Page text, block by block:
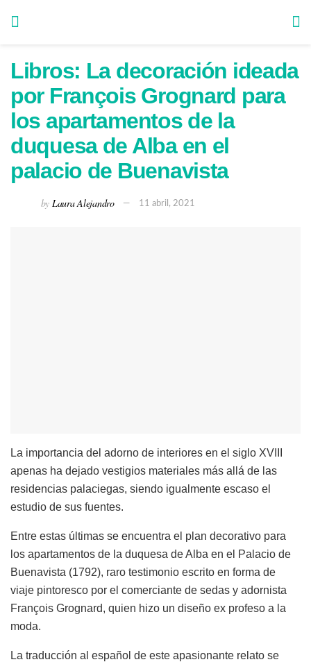
Libros: La decoración ideada
por François Grognard para
los apartamentos de la
duquesa de Alba en el
palacio de Buenavista
by Laura Alejandro 11 abril, 2021
La importancia del adorno de interiores en el siglo XVIII
apenas ha dejado vestigios materiales más allá de las
residencias palaciegas, siendo igualmente escaso el
estudio de sus fuentes.
Entre estas últimas se encuentra el plan decorativo para
los apartamentos de la duquesa de Alba en el Palacio de
Buenavista (1792), raro testimonio escrito en forma de
viaje pintoresco por el comerciante de sedas y adornista
François Grognard, quien hizo un diseño ex profeso a la
moda.
La traducción al español de este apasionante relato se